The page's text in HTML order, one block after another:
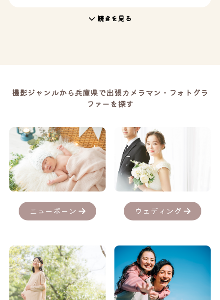
続きを見る
撮影ジャンルから兵庫県で出張カメラマン・フォトグラ
ファーを探す
ニューボーン ウェディング